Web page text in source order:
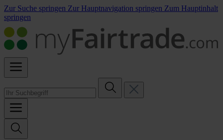
Zur Suche springen Zur Hauptnavigation springen Zum Hauptinhalt
springen